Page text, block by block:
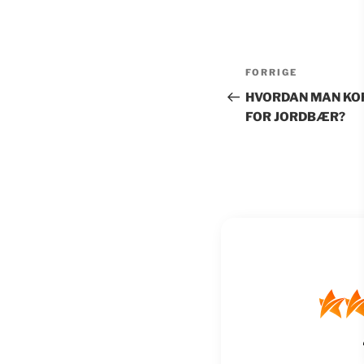
Forrige
indlæg
FORRIGE
HVORDAN MAN
FOR JORDBÆR?